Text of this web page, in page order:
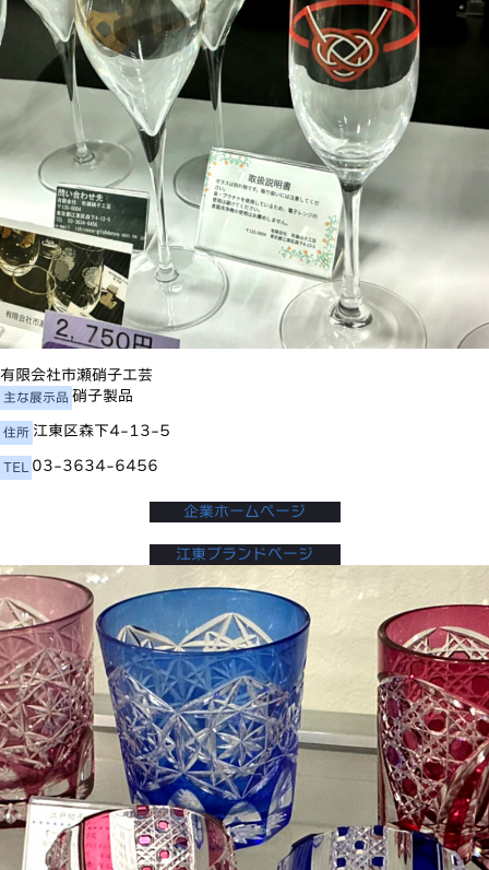
有限会社市瀬硝子工芸
主な展示品 硝子製品
住所 江東区森下4-13-5
TEL 03-3634-6456
企業ホームページ
江東ブランドページ